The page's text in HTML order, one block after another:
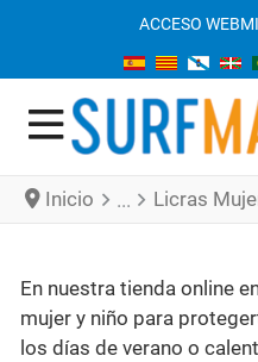
ACCESO WEB
Inicio Licras
En nuestra tienda online
mujer y niño para
los días de verano o